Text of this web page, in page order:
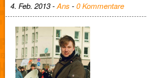
4. Feb. 2013 -Ans -0 Kommentare